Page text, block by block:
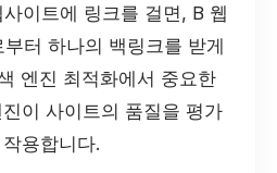
이트에 링크를 걸면, B 웹
터 하나의 백링크를 받게
엔진 최적화에서 중요한
이 사이트의 품질을 평가
용합니다.